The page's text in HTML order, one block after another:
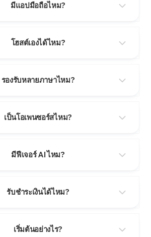
มีแอปมือถือไหม?
โฮสต์เองได้ไหม?
รองรับหลายภาษาไหม?
เป็นโอเพนซอร์สไหม?
มีฟีเจอร์ AI ไหม?
รับชำระเงินได้ไหม?
เริ่มต้นอย่างไร?